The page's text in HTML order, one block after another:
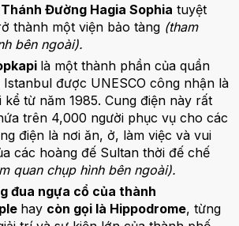
Đường Hagia Sophia tuyệt
thành một viện bảo tàng (tham
bên ngoài).
là một thành phần của quần
được UNESCO công nhận là
kể từ năm 1985. Cung điện này rất
trên 4,000 người phục vụ cho các
điện là nơi ăn, ở, làm việc và vui
các hoàng đế Sultan thời đế chế
quan chụp hình bên ngoài).
đua ngựa cổ của thành
hay còn gọi là Hippodrome, từng